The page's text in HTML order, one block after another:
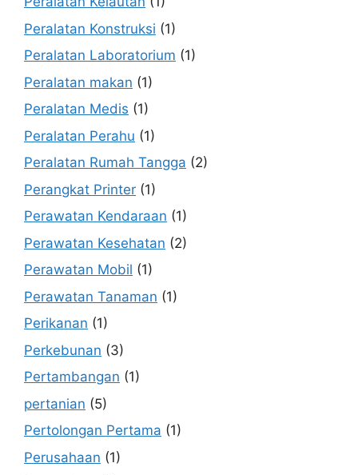
Peralatan Konstruksi (1)
Peralatan Laboratorium (1)
Peralatan makan (1)
Peralatan Medis (1)
Peralatan Perahu (1)
Peralatan Rumah Tangga (2)
Perangkat Printer (1)
Perawatan Kendaraan (1)
Perawatan Kesehatan (2)
Perawatan Mobil (1)
Perawatan Tanaman (1)
Perikanan (1)
Perkebunan (3)
Pertambangan (1)
pertanian (5)
Pertolongan Pertama (1)
Perusahaan (1)